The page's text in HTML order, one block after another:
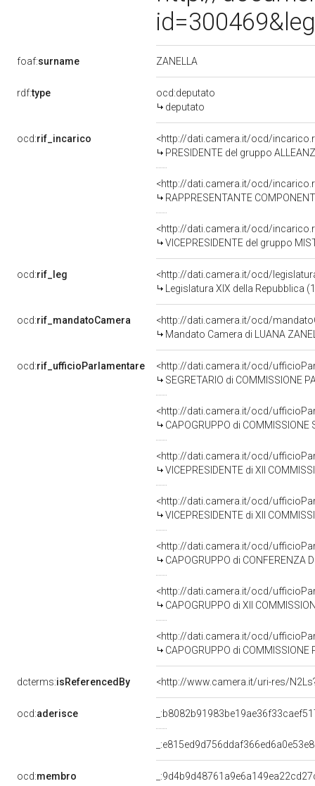
foaf:surname ZANELLA
rdf:type
ocd:deputato
deputato
ocd:rif_incarico
<http://dati.camera.it/ocd/
PRESIDENTE del gruppo
<http://dati.camera.it/ocd/
RAPPRESENTANTE
<http://dati.camera.it/ocd/
VICEPRESIDENTE del gruppo
ocd:rif_leg
<http://dati.camera.it/ocd/
Legislatura XIX della Repubblica
ocd:rif_mandatoCamera
<http://dati.camera.it/ocd/
Mandato Camera di LUANA
ocd:rif_ufficioParlamentare
<http://dati.camera.it/ocd/
SEGRETARIO di COMMISSIONE
<http://dati.camera.it/ocd/
CAPOGRUPPO di COMMISSIONE SPECIALE
<http://dati.camera.it/ocd/
VICEPRESIDENTE di XII
<http://dati.camera.it/ocd/
VICEPRESIDENTE di XII
<http://dati.camera.it/ocd/
CAPOGRUPPO di CONFERENZA
<http://dati.camera.it/ocd/
CAPOGRUPPO di XII
<http://dati.camera.it/ocd/
CAPOGRUPPO di COMMISSIONE PARLAMENTARE DI
dcterms:isReferencedBy <http://www.camera.it/uri-res/
ocd:aderisce
ocd:membro